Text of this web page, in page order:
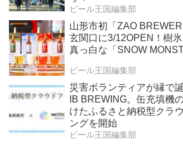
ビール王国編集部
山形市初「ZAO
玄関口に3/12OPEN！樹
真っ白な「SNOW
ビール王国編集部
災害ボランティアが縁で
IB BREWING。缶充填機
けたふるさと納税型クラ
ングを開始
ビール王国編集部